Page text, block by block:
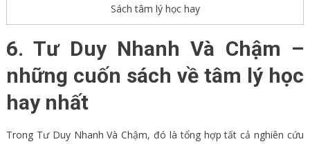
Sách tâm lý học hay
6. Tư Duy Nhanh Và Chậm –
những cuốn sách về tâm lý học
hay nhất
Trong Tư Duy Nhanh Và Chậm, đó là tổng hợp tất cả nghiên cứu